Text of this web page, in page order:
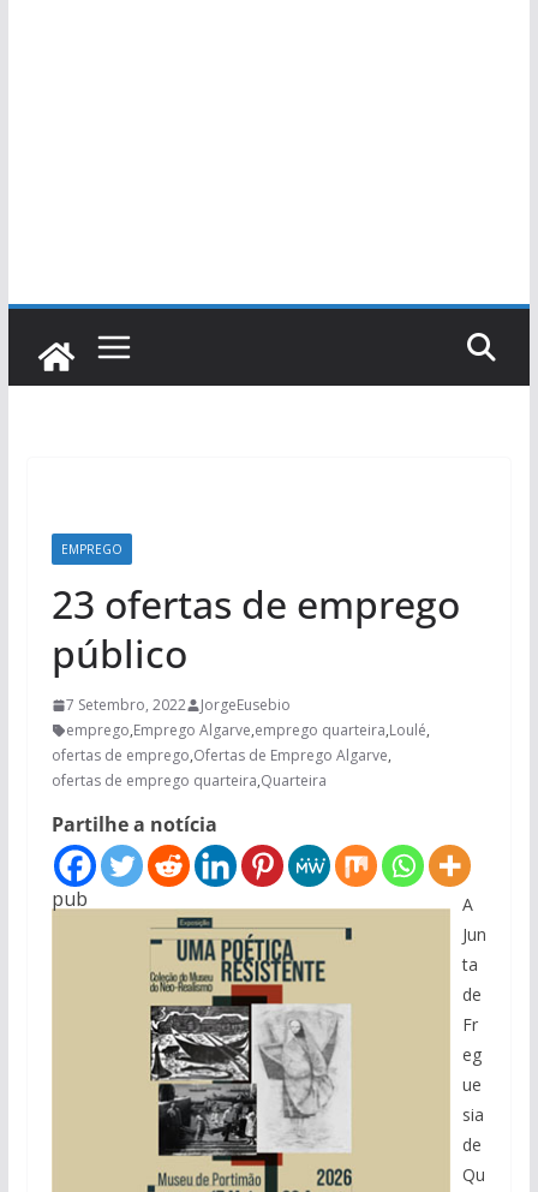
EMPREGO
23 ofertas de emprego
público
7 Setembro, 2022
JorgeEusebio
emprego,Emprego Algarve,emprego quarteira,Loulé,
ofertas de emprego,Ofertas de Emprego Algarve,
ofertas de emprego quarteira,Quarteira
Partilhe a notícia
pub
A
Jun
ta
de
Fr
eg
ue
sia
de
Qu